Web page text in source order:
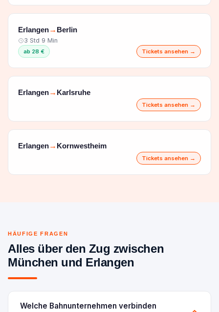
Erlangen→ Berlin
3 Std 9 Min
ab 28 € Tickets ansehen →
Erlangen→ Karlsruhe
Tickets ansehen →
Erlangen→ Kornwestheim
Tickets ansehen →
HÄUFIGE FRAGEN
Alles über den Zug zwischen
München und Erlangen
Welche Bahnunternehmen verbinden